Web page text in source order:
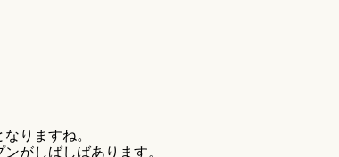
りますね。
がしばしばあります。